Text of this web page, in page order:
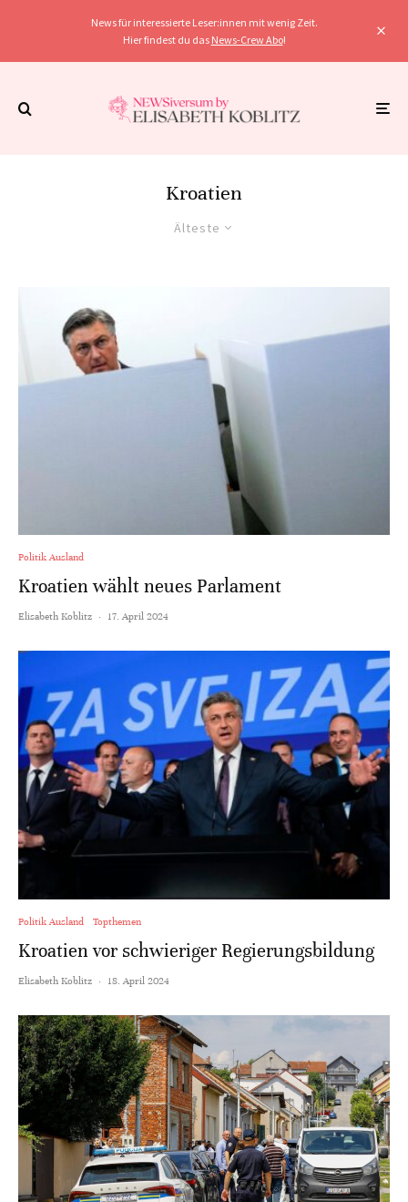
News für interessierte Leser:innen mit wenig Zeit.
Hier findest du das News-Crew Abo!
Kroatien
Älteste
Politik Ausland
Kroatien wählt neues Parlament
Elisabeth Koblitz · 17. April 2024
Politik Ausland Topthemen
Kroatien vor schwieriger Regierungsbildung
Elisabeth Koblitz · 18. April 2024